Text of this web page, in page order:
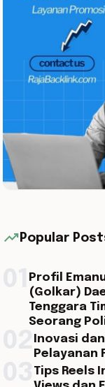
trending_up Popular
Profil
(Golkar)
Tenggara
Seorang
Inovasi
Pelayanan
Tips Reels